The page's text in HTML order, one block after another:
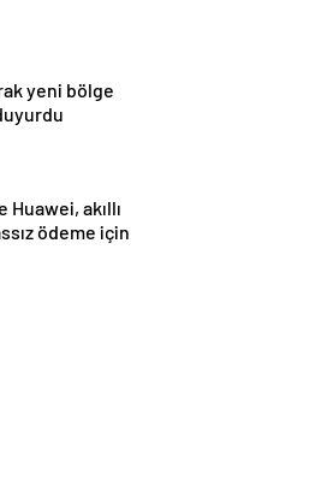
yeni bölge
Huawei, akıllı
ödeme için
WATCH